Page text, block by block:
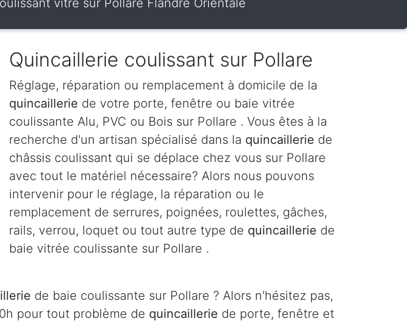
vitré sur Pollare Flandre Orientale
Quincaillerie coulissant sur Pollare
Réglage, réparation ou remplacement à domicile de la
quincaillerie de votre porte, fenêtre ou baie vitrée
coulissante Alu, PVC ou Bois sur Pollare . Vous êtes à la
recherche d'un artisan spécialisé dans la quincaillerie de
châssis coulissant qui se déplace chez vous sur Pollare
avec tout le matériel nécessaire? Alors nous pouvons
intervenir pour le réglage, la réparation ou le
remplacement de serrures, poignées, roulettes, gâches,
rails, verrou, loquet ou tout autre type de quincaillerie de
baie vitrée coulissante sur Pollare .
de baie coulissante sur Pollare ? Alors n'hésitez pas,
pour tout problème de quincaillerie de porte, fenêtre et